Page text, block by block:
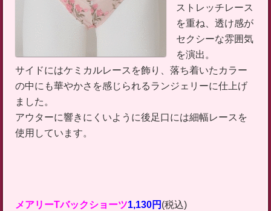
ストレッチレース
を重ね、透け感が
セクシーな雰囲気
を演出。
サイドにはケミカルレースを飾り、落ち着いたカラー
の中にも華やかさを感じられるランジェリーに仕上げ
ました。
アウターに響きにくいように後足口には細幅レースを
使用しています。
メアリーTバックショーツ1,130円 (税込)